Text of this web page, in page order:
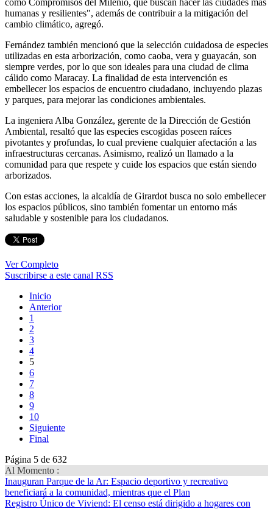
humanas y resilientes", además de contribuir a la mitigación del
cambio climático, agregó.
Fernández también mencionó que la selección cuidadosa de especies
utilizadas en esta arborización, como caoba, vera y guayacán, son
siempre verdes, por lo que son ideales para una ciudad de clima
cálido como Maracay. La finalidad de esta intervención es
embellecer los espacios de encuentro ciudadano, incluyendo plazas
y parques, para mejorar las condiciones ambientales.
La ingeniera Alba González, gerente de la Dirección de Gestión
Ambiental, resaltó que las especies escogidas poseen raíces
pivotantes y profundas, lo cual previene cualquier afectación a las
infraestructuras cercanas. Asimismo, realizó un llamado a la
comunidad para que respete y cuide los espacios que están siendo
arborizados.
Con estas acciones, la alcaldía de Girardot busca no solo embellecer
los espacios públicos, sino también fomentar un entorno más
saludable y sostenible para los ciudadanos.
Ver Completo
Suscribirse a este canal RSS
Inicio
Anterior
1
2
3
4
5
6
7
8
9
10
Siguiente
Final
Página 5 de 632
Al Momento :
Inauguran Parque de la Ar: Espacio deportivo y recreativo
beneficiará a la comunidad, mientras que el Plan
Registro Único de Viviend: El censo está dirigido a hogares con